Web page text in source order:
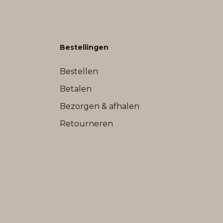
Bestellingen
Bestellen
Betalen
Bezorgen & afhalen
Retourneren